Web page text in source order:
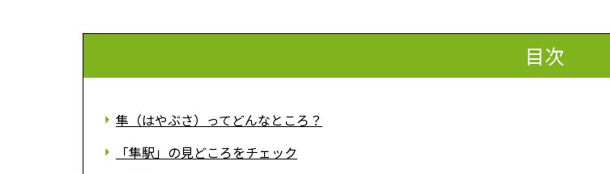
目次
隼（はやぶさ）ってどんなところ？
「隼駅」の見どころをチェック